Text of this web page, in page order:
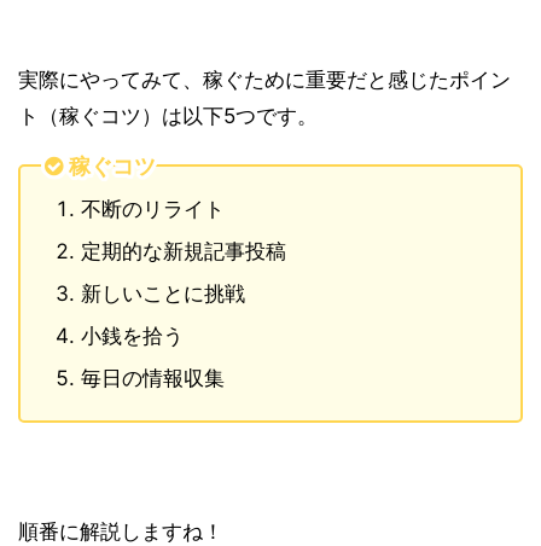
実際にやってみて、稼ぐために重要だと感じたポイン
ト（稼ぐコツ）は以下5つです。
稼ぐコツ
不断のリライト
定期的な新規記事投稿
新しいことに挑戦
小銭を拾う
毎日の情報収集
順番に解説しますね！